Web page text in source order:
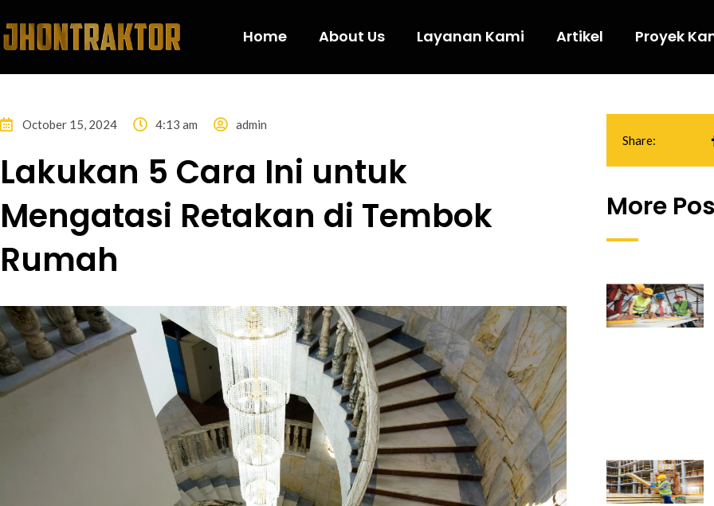
Home About Us Layanan Kami Artikel Proyek
October 15, 2024 4:13 am admin
Lakukan 5 Cara Ini untuk
Mengatasi Retakan di Tembok
Rumah
Share:
More